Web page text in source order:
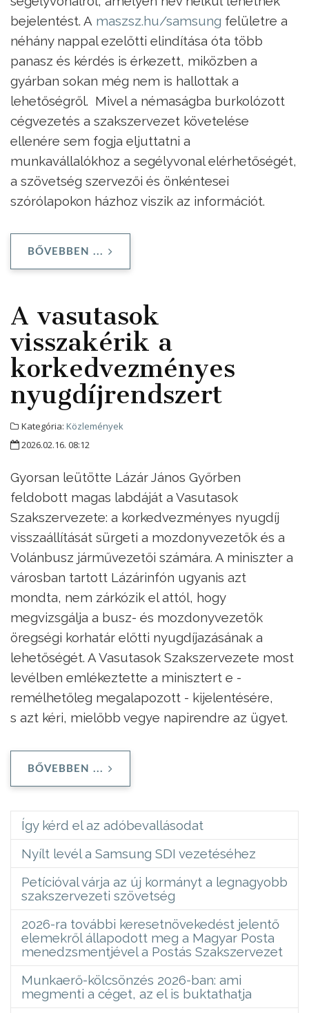
bejelentést. A maszsz.hu/samsung felületre a
néhány nappal ezelőtti elindítása óta több
panasz és kérdés is érkezett, miközben a
gyárban sokan még nem is hallottak a
lehetőségről. Mivel a némaságba burkolózott
cégvezetés a szakszervezet követelése
ellenére sem fogja eljuttatni a
munkavállalókhoz a segélyvonal elérhetőségét,
a szövetség szervezői és önkéntesei
szórólapokon házhoz viszik az információt.
BŐVEBBEN ...
A vasutasok
visszakérik a
korkedvezményes
nyugdíjrendszert
Kategória: Közlemények
2026.02.16. 08:12
Gyorsan leütötte Lázár János Győrben
feldobott magas labdáját a Vasutasok
Szakszervezete: a korkedvezményes nyugdíj
visszaállítását sürgeti a mozdonyvezetők és a
Volánbusz járművezetői számára. A miniszter a
városban tartott Lázárinfón ugyanis azt
mondta, nem zárkózik el attól, hogy
megvizsgálja a busz- és mozdonyvezetők
öregségi korhatár előtti nyugdíjazásának a
lehetőségét. A Vasutasok Szakszervezete most
levélben emlékeztette a minisztert e -
remélhetőleg megalapozott - kijelentésére,
s azt kéri, mielőbb vegye napirendre az ügyet.
BŐVEBBEN ...
Így kérd el az adóbevallásodat
Nyílt levél a Samsung SDI vezetéséhez
Petícióval várja az új kormányt a legnagyobb
szakszervezeti szövetség
2026-ra további keresetnövekedést jelentő
elemekről állapodott meg a Magyar Posta
menedzsmentjével a Postás Szakszervezet
Munkaerő-kölcsönzés 2026-ban: ami
megmenti a céget, az el is buktathatja